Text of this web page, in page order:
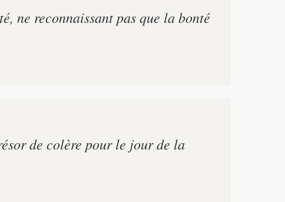
ne reconnaissant pas que la bonté
de colère pour le jour de la